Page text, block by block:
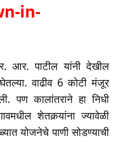
in-
आर. पाटील यांनी देखील
वाढीव 6 कोटी मंजूर
पण कालांतराने हा निधी
शेतकर्‍यांना ज्यावेळी
योजनेचे पाणी सोडण्याची